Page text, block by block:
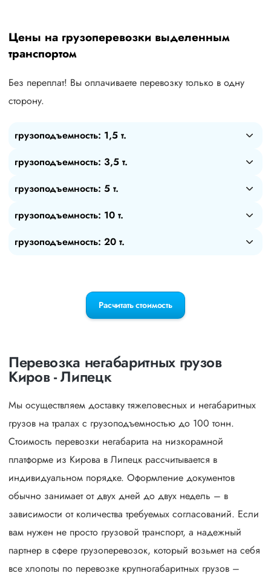
Цены на грузоперевозки выделенным
транспортом
Без переплат! Вы оплачиваете перевозку только в одну
сторону.
грузоподъемность: 1,5 т.
грузоподъемность: 3,5 т.
грузоподъемность: 5 т.
грузоподъемность: 10 т.
грузоподъемность: 20 т.
Расчитать стоимость
Перевозка негабаритных грузов
Киров - Липецк
Мы осуществляем доставку тяжеловесных и негабаритных
грузов на тралах с грузоподъемностью до 100 тонн.
Стоимость перевозки негабарита на низкорамной
платформе из Кирова в Липецк рассчитывается в
индивидуальном порядке. Оформление документов
обычно занимает от двух дней до двух недель – в
зависимости от количества требуемых согласований. Если
вам нужен не просто грузовой транспорт, а надежный
партнер в сфере грузоперевозок, который возьмет на себя
все хлопоты по перевозке крупногабаритных грузов –